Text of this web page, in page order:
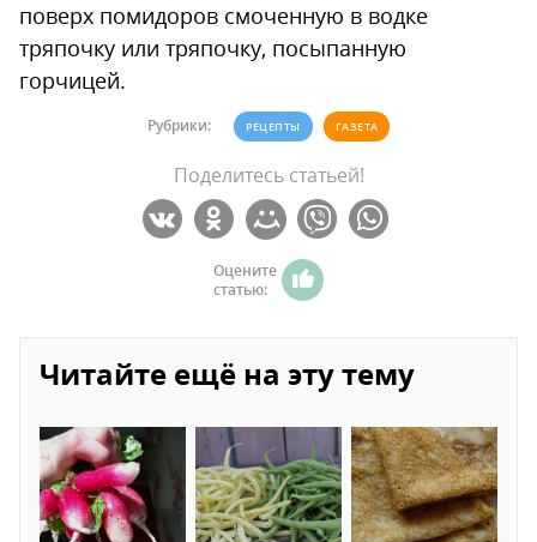
поверх помидоров смоченную в водке
тряпочку или тряпочку, посыпанную
горчицей.
Рубрики: РЕЦЕПТЫ ГАЗЕТА
Поделитесь статьей!
Оцените
статью:
Читайте ещё на эту тему